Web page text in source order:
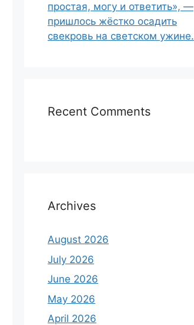
простая, могу и ответить», —
пришлось жёстко осадить
свекровь на светском ужине.
Recent Comments
Archives
August 2026
July 2026
June 2026
May 2026
April 2026